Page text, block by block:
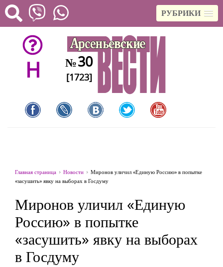
РУБРИКИ
H №30
[1723]
Главная страница Новости
Миронов уличил «Единую Россию» в попытке
«засушить» явку на выборах в Госдуму
Миронов уличил «Единую
Россию» в попытке
«засушить» явку на выборах
в Госдуму